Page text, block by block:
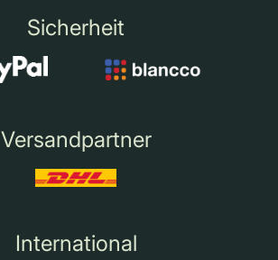
Sicherheit
Versandpartner
International